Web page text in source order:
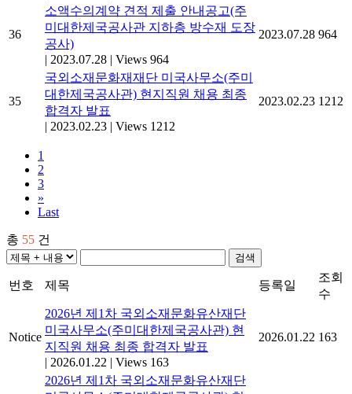
36
소액수의계약 견적 제출 안내공고(주
미대한제국공사관 지하층 방수재 도장
공사)
| 2023.07.28 | Views 964
2023.07.28 964
35
국외소재문화재재단 미국사무소(주미
대한제국공사관) 현지직원 채용 최종
합격자 발표
| 2023.02.23 | Views 1212
2023.02.23 1212
1
2
3
»
Last
총 55 건
검색
번호 제목 등록일
조회
수
Notice
2026년 제1차 국외소재문화유산재단
미국사무소(주미대한제국공사관) 현
지직원 채용 최종 합격자 발표
| 2026.01.22 | Views 163
2026.01.22 163
2026년 제1차 국외소재문화유산재단